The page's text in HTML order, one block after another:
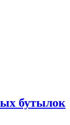
бутылок